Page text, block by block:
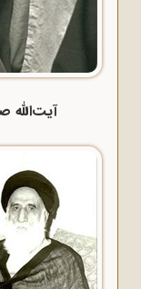
آیت‌الله